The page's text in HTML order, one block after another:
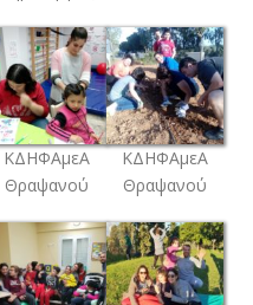
ΚΔΗΦΑμεΑ
Θραψανού
ΚΔΗΦΑμεΑ
Θραψανού